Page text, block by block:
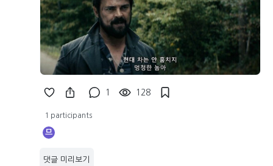
1 128
1 participants
므
댓글 미리보기